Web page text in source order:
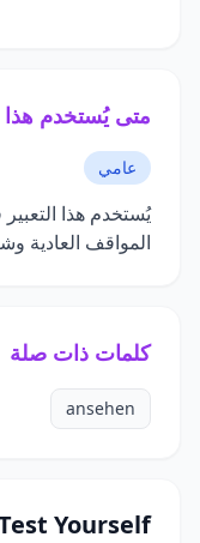
متى يُستخدم هذا
عامي
يُستخدم هذا التعبير
المواقف العادية
كلمات ذات صلة
ansehen
Yourself